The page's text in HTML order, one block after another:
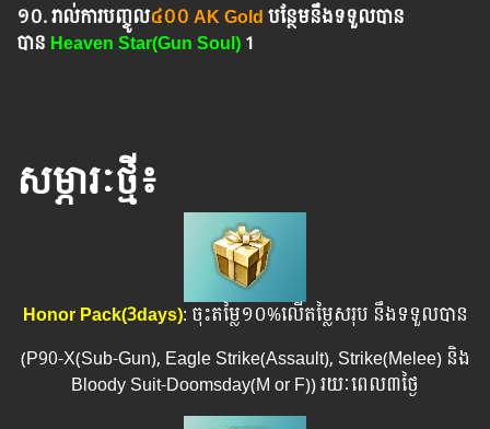
១០. រាល់ការបញ្ចូល៤០០ AK Goldបន្ថែមនឹងទទួលបាន
បាន Heaven Star(Gun Soul)1
សម្ភារៈថ្មី៖
Honor Pack(3days): ចុះតម្លៃ១០%លើតម្លៃសរុប នឹងទទួលបាន
(P90-X(Sub-Gun),​ Eagle Strike(Assault), Strike(Melee) និង
Bloody Suit-Doomsday(M or F)) រយៈពេល​៣ថ្ងៃ